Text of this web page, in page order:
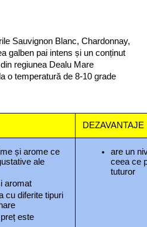
Sauvignon Blanc, Chardonnay,
galben pai intens și un conținut
regiunea Dealu Mare
o temperatură de 8-10 grade
DEZAVANTAJE
și arome ce
ale
aromat
cu diferite tipuri
este
are un
ceea ce
tuturor